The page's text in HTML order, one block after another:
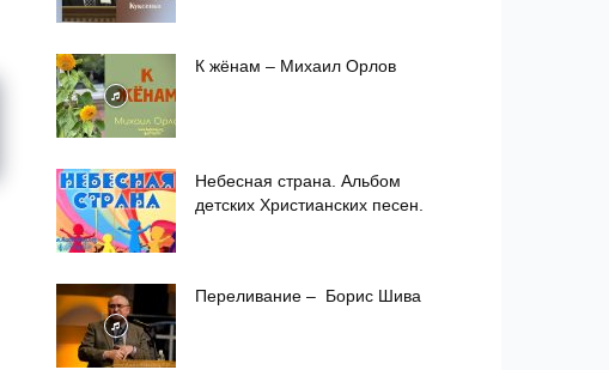
К жёнам – Михаил Орлов
Небесная страна. Альбом
детских Христианских песен.
Переливание – Борис Шива